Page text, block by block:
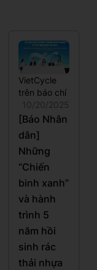
VietCycle
trên báo chí
10/20/2025
[Báo Nhân
dân]
Những
“Chiến
binh xanh”
và hành
trình 5
năm hồi
sinh rác
thải nhựa